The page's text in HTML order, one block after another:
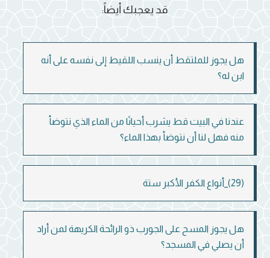
هل يجوز للملتقط أن ينسب اللقيط إلى نفسه على أنه
ابن له؟
عندنا في البيت قط يشرب أحيانًا من الماء الذي نتوضأ
منه فهل لنا أن نتوضأ بهذا الماء؟
(29)_أنواع الكفر الأكبر ستة
هل يجوز المسح على الجورب ذو الرائحة الكريهة لمن أراد
أن يصلي في المسجد؟
قد يعجبك أيضاً: